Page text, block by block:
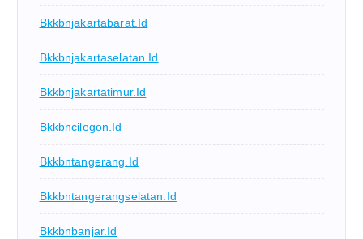
Bkkbnjakartabarat.id
Bkkbnjakartaselatan.id
Bkkbnjakartatimur.id
Bkkbncilegon.id
Bkkbntangerang.id
Bkkbntangerangselatan.id
Bkkbnbanjar.id